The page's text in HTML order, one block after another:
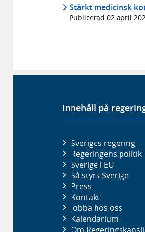
Stärkt medicinsk
Publicerad 02 april
Innehåll på
Sveriges regering
Regeringens politik
Sverige i EU
Så styrs Sverige
Press
Kontakt
Jobba hos oss
Kalendarium
Om